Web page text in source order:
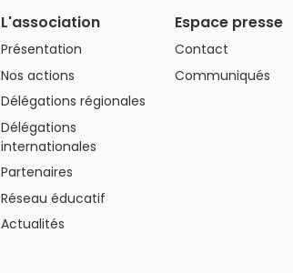
L'association
Présentation
Nos actions
Délégations régionales
Délégations
internationales
Partenaires
Réseau éducatif
Actualités
Espace presse
Contact
Communiqués